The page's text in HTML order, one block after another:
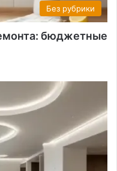
Без рубрики
бюджетные